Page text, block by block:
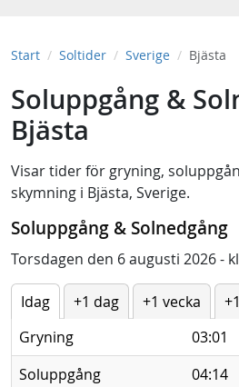
Start Soltider Sverige Bjästa
Soluppgång &
Bjästa
Visar tider för gryning,
skymning i Bjästa, Sverige.
Soluppgång & Solnedgång
Torsdagen den 6 augusti 2026 -
Idag +1 dag +1 vecka
Gryning
03:01
Soluppgång
04:14